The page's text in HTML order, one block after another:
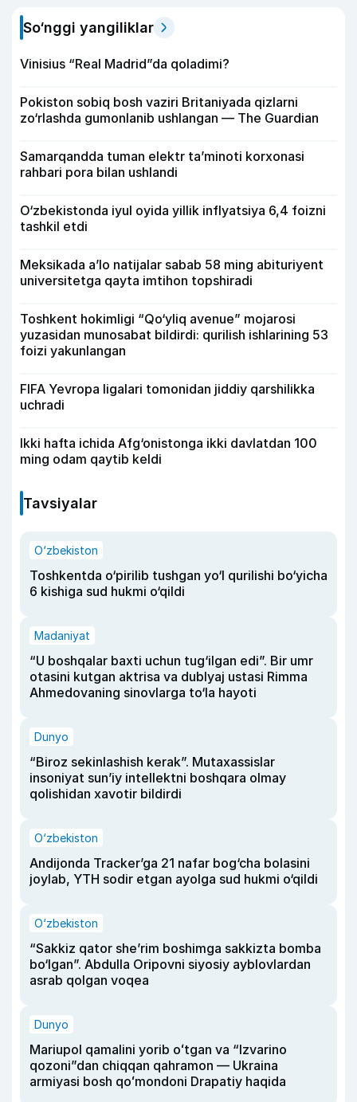
So‘nggi yangiliklar
Vinisius “Real Madrid”da qoladimi?
Pokiston sobiq bosh vaziri Britaniyada qizlarni
zo‘rlashda gumonlanib ushlangan — The Guardian
Samarqandda tuman elektr ta’minoti korxonasi
rahbari pora bilan ushlandi
O‘zbekistonda iyul oyida yillik inflyatsiya 6,4 foizni
tashkil etdi
Meksikada a’lo natijalar sabab 58 ming abituriyent
universitetga qayta imtihon topshiradi
Toshkent hokimligi “Qo‘yliq avenue” mojarosi
yuzasidan munosabat bildirdi: qurilish ishlarining 53
foizi yakunlangan
FIFA Yevropa ligalari tomonidan jiddiy qarshilikka
uchradi
Ikki hafta ichida Afg‘onistonga ikki davlatdan 100
ming odam qaytib keldi
Tavsiyalar
O‘zbekiston
Toshkentda o‘pirilib tushgan yo‘l qurilishi bo‘yicha
6 kishiga sud hukmi o‘qildi
Madaniyat
“U boshqalar baxti uchun tug‘ilgan edi”. Bir umr
otasini kutgan aktrisa va dublyaj ustasi Rimma
Ahmedovaning sinovlarga to‘la hayoti
Dunyo
“Biroz sekinlashish kerak”. Mutaxassislar
insoniyat sun’iy intellektni boshqara olmay
qolishidan xavotir bildirdi
O‘zbekiston
Andijonda Tracker’ga 21 nafar bog‘cha bolasini
joylab, YTH sodir etgan ayolga sud hukmi o‘qildi
O‘zbekiston
“Sakkiz qator she’rim boshimga sakkizta bomba
bo‘lgan”. Abdulla Oripovni siyosiy ayblovlardan
asrab qolgan voqea
Dunyo
Mariupol qamalini yorib oʻtgan va “Izvarino
qozoni”dan chiqqan qahramon — Ukraina
armiyasi bosh qoʻmondoni Drapatiy haqida